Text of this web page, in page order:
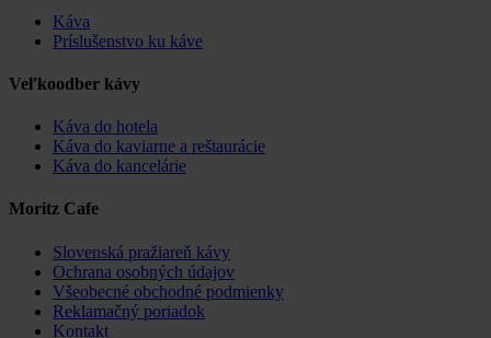
Káva
Príslušenstvo ku káve
Veľkoodber kávy
Káva do hotela
Káva do kaviarne a reštaurácie
Káva do kancelárie
Moritz Cafe
Slovenská pražiareň kávy
Ochrana osobných údajov
Všeobecné obchodné podmienky
Reklamačný poriadok
Kontakt